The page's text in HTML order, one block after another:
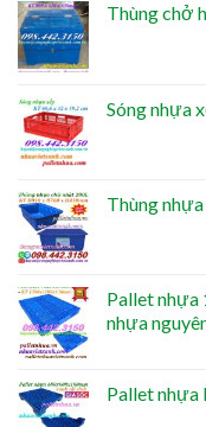
Thùng chở
Sóng nhựa
Thùng
Pallet nhựa
nhựa
Pallet nhựa